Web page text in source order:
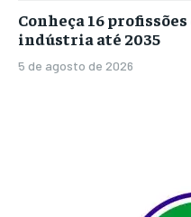
Conheça 16
indústria até 2035
5 de agosto de 2026